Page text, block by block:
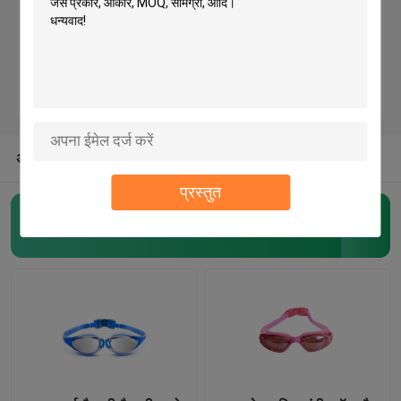
प्रस्तुत
ध्रुवीकृत खेल धूप का चश्मा
अन्य श्रेणियों अमेरिका से